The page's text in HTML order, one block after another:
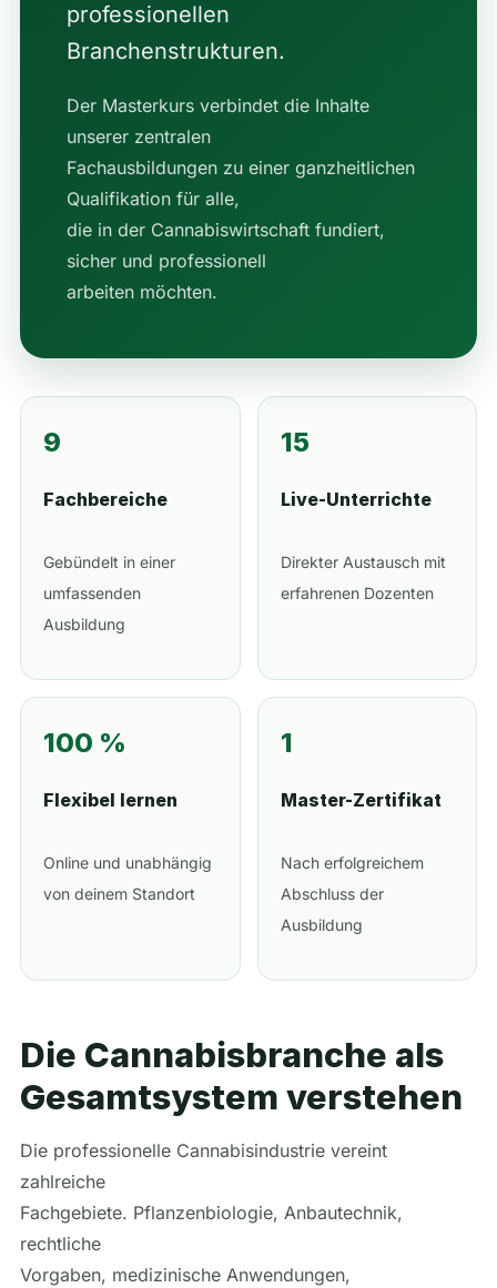
professionellen
Branchenstrukturen.
Der Masterkurs verbindet die Inhalte
unserer zentralen
Fachausbildungen zu einer ganzheitlichen
Qualifikation für alle,
die in der Cannabiswirtschaft fundiert,
sicher und professionell
arbeiten möchten.
9
Fachbereiche
Gebündelt in einer
umfassenden
Ausbildung
15
Live-Unterrichte
Direkter Austausch mit
erfahrenen Dozenten
100 %
Flexibel lernen
Online und unabhängig
von deinem Standort
1
Master-Zertifikat
Nach erfolgreichem
Abschluss der
Ausbildung
Die Cannabisbranche als
Gesamtsystem verstehen
Die professionelle Cannabisindustrie vereint
zahlreiche
Fachgebiete. Pflanzenbiologie, Anbautechnik,
rechtliche
Vorgaben, medizinische Anwendungen,